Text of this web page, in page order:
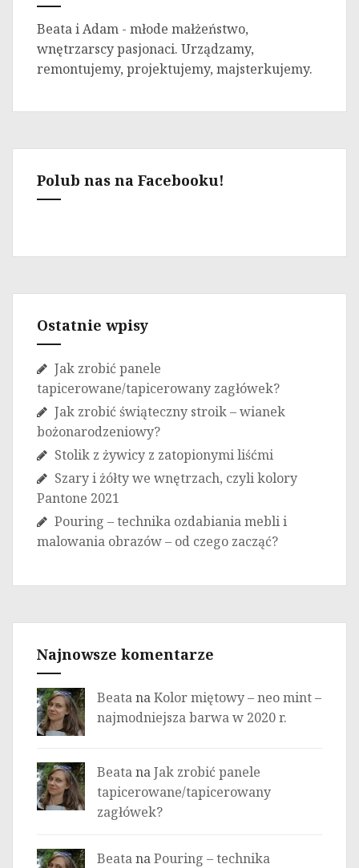
Beata i Adam - młode małżeństwo,
wnętrzarscy pasjonaci. Urządzamy,
remontujemy, projektujemy, majsterkujemy.
Polub nas na Facebooku!
Ostatnie wpisy
Jak zrobić panele
tapicerowane/tapicerowany zagłówek?
Jak zrobić świąteczny stroik – wianek
bożonarodzeniowy?
Stolik z żywicy z zatopionymi liśćmi
Szary i żółty we wnętrzach, czyli kolory
Pantone 2021
Pouring – technika ozdabiania mebli i
malowania obrazów – od czego zacząć?
Najnowsze komentarze
BeatanaKolor miętowy – neo mint –
najmodniejsza barwa w 2020 r.
BeatanaJak zrobić panele
tapicerowane/tapicerowany
zagłówek?
BeatanaPouring – technika